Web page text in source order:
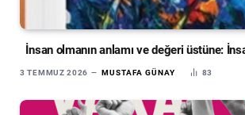
İnsan olmanın anlamı ve değeri üstüne:
3 TEMMUZ 2026 MUSTAFA GÜNAY 83